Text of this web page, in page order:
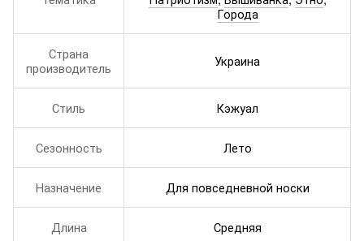
Города
Страна
производитель
Украина
Стиль Кэжуал
Сезонность Лето
Назначение Для повседневной носки
Длина Средняя